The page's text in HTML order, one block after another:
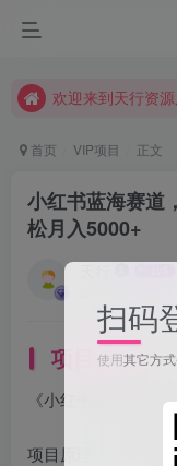
欢迎来到天行资源
首页 VIP项目 正文
小红书蓝海赛道
松月入5000+
项目介绍
《小红书蓝海赛道
项目原理：在小红
扫码
使用其它方